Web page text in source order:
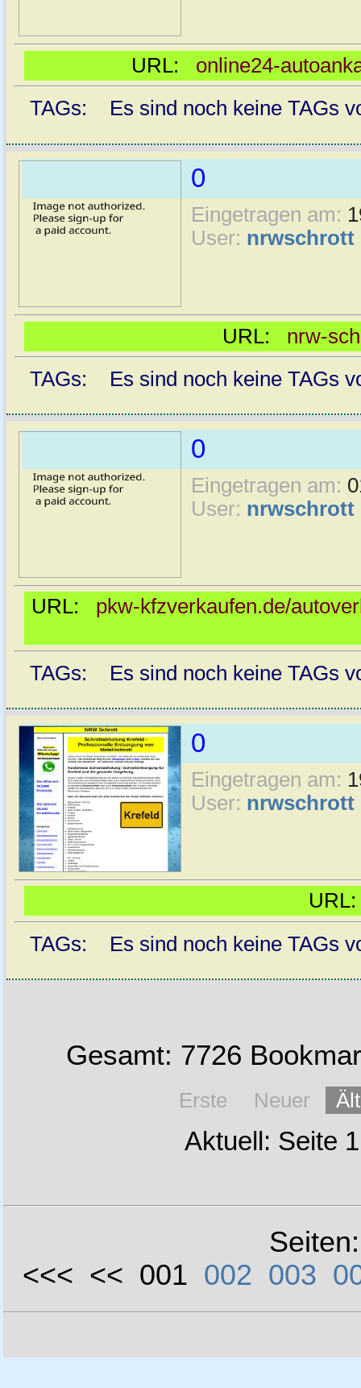
URL: online24-
TAGs: Es sind noch keine TAGs
0
Eingetragen am:
User: nrwschrott
URL: nrw-
TAGs: Es sind noch keine TAGs
0
Eingetragen am:
User: nrwschrott
URL: pkw-kfzverkaufen.de/
TAGs: Es sind noch keine TAGs
0
Eingetragen am:
User: nrwschrott
TAGs: Es sind noch keine TAGs
Gesamt: 7726
Erste Neuer
Aktuell: Seite
<<< << 001 002 003